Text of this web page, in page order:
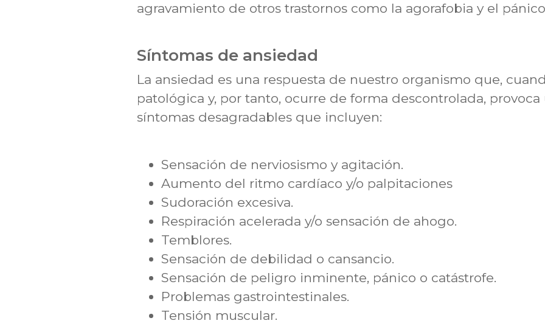
agravamiento de otros trastornos como la agorafobia y el
Síntomas de ansiedad
La ansiedad es una respuesta de nuestro organismo que,
patológica y, por tanto, ocurre de forma descontrolada, provoca
síntomas desagradables que incluyen:
Sensación de nerviosismo y agitación.
Aumento del ritmo cardíaco y/o palpitaciones
Sudoración excesiva.
Respiración acelerada y/o sensación de ahogo.
Temblores.
Sensación de debilidad o cansancio.
Sensación de peligro inminente, pánico o catástrofe.
Problemas gastrointestinales.
Tensión muscular.